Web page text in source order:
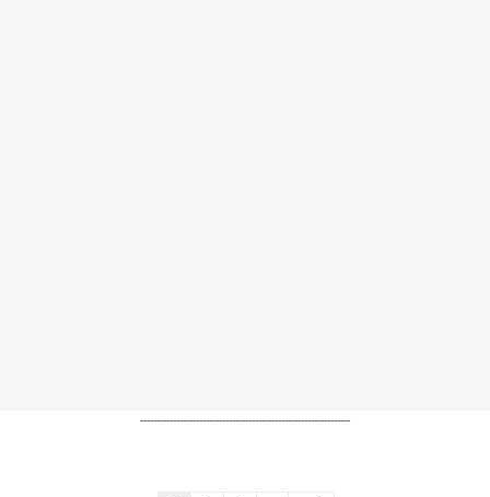
----------------------------------------------------------------